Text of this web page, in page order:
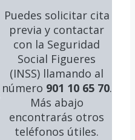
Puedes solicitar cita
previa y contactar
con la Seguridad
Social Figueres
(INSS) llamando al
número 901 10 65 70.
Más abajo
encontrarás otros
teléfonos útiles.